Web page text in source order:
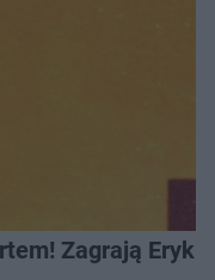
Zagrają Eryk